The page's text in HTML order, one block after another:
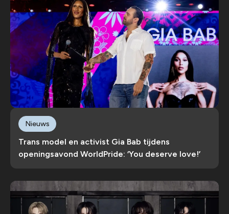
Trans model en activist Gia Bab tijdens
openingsavond WorldPride: ‘You deserve love!’
Nieuws